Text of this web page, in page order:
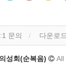
문의 다운로
성회(순복음) All